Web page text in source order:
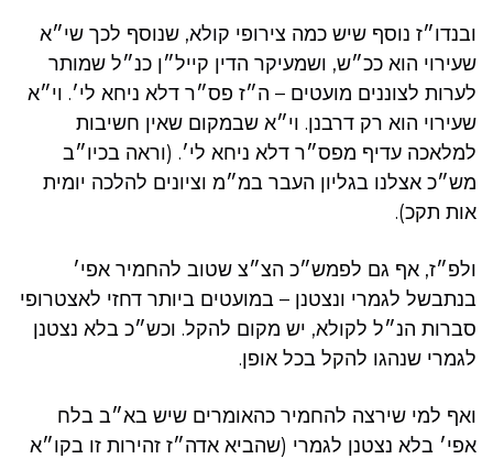
ובנדו״ז נוסף שיש כמה צירופי קולא, שנוסף לכך שי״א
שעירוי הוא ככ״ש, ושמעיקר הדין קייל״ן כנ״ל שמותר
לערות לצוננים מועטים – ה״ז פס״ר דלא ניחא לי׳. וי״א
שעירוי הוא רק דרבנן. וי״א שבמקום שאין חשיבות
למלאכה עדיף מפס״ר דלא ניחא לי׳. (וראה בכיו״ב
מש״כ אצלנו בגליון העבר במ״מ וציונים להלכה יומית
אות תקכ).
ולפ״ז, אף גם לפמש״כ הצ״צ שטוב להחמיר אפי׳
בנתבשל לגמרי ונצטנן – במועטים ביותר דחזי לאצטרופי
סברות הנ״ל לקולא, יש מקום להקל. וכש״כ בלא נצטנן
לגמרי שנהגו להקל בכל אופן.
ואף למי שירצה להחמיר כהאומרים שיש בא״ב בלח
אפי׳ בלא נצטנן לגמרי (שהביא אדה״ז זהירות זו בקו״א